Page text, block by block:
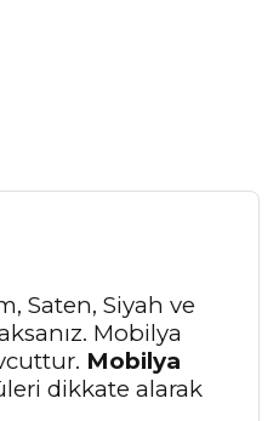
Saten, Siyah ve
Mobilya
Mobilya
dikkate alarak